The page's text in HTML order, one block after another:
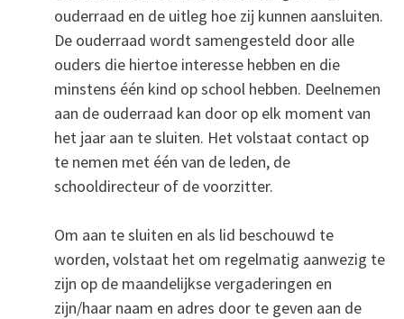
ouderraad en de uitleg hoe zij kunnen aansluiten.
De ouderraad wordt samengesteld door alle
ouders die hiertoe interesse hebben en die
minstens één kind op school hebben. Deelnemen
aan de ouderraad kan door op elk moment van
het jaar aan te sluiten. Het volstaat contact op
te nemen met één van de leden, de
schooldirecteur of de voorzitter.
Om aan te sluiten en als lid beschouwd te
worden, volstaat het om regelmatig aanwezig te
zijn op de maandelijkse vergaderingen en
zijn/haar naam en adres door te geven aan de